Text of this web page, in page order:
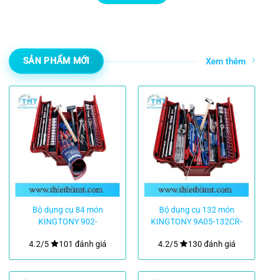
SẢN PHẨM MỚI Xem thêm
Bộ dụng cụ 84 món
KINGTONY 902-
4.2/5
101 đánh giá
Bộ dụng cụ 132 món
KINGTONY 9A05-132CR-
4.2/5
130 đánh giá